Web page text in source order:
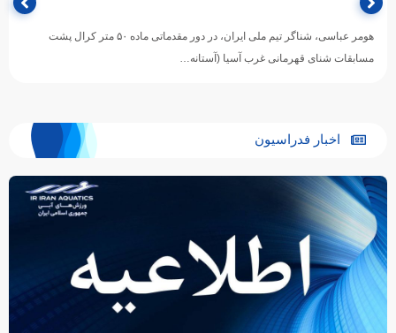
هومر عباسی، شناگر تیم ملی ایران، در دور مقدماتی ماده ۵۰ متر کرال پشت
مسابقات شنای قهرمانی غرب آسیا (آستانه…
اخبار فدراسیون